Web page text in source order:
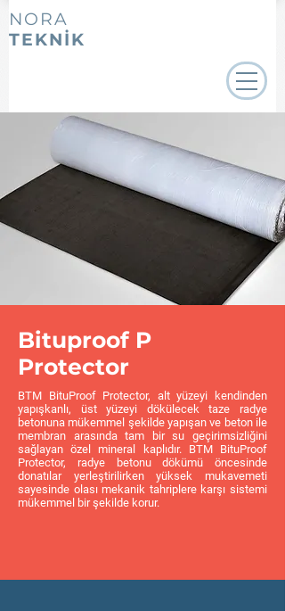
NORA
TEKNİK
Bituproof P
Protector
BTM BituProof Protector, alt yüzeyi kendinden
yapışkanlı, üst yüzeyi dökülecek taze radye
betonuna mükemmel şekilde yapışan ve beton ile
membran arasında tam bir su geçirimsizliğini
sağlayan özel mineral kaplıdır. BTM BituProof
Protector, radye betonu dökümü öncesinde
donatılar yerleştirilirken yüksek mukavemeti
sayesinde olası mekanik tahriplere karşı sistemi
mükemmel bir şekilde korur.